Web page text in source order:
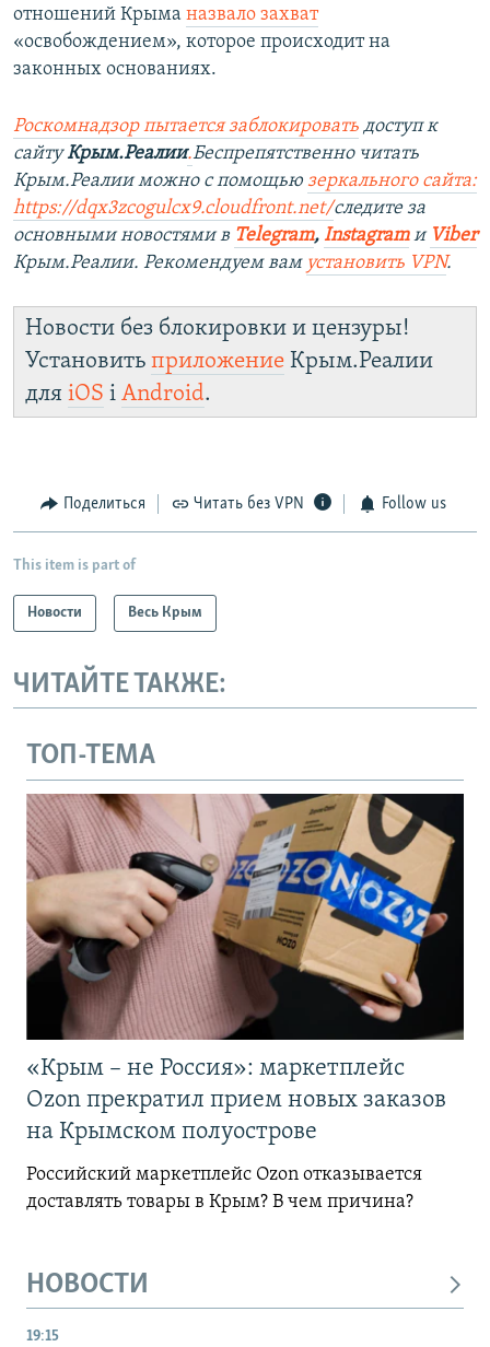
отношений Крыма назвало захват
«освобождением», которое происходит на
законных основаниях.
Роскомнадзор пытается заблокировать доступ к
сайтуКрым.Реалии.Беспрепятственно читать
Крым.Реалии можно с помощью зеркального сайта:
https://dqx3zcogulcx9.cloudfront.net/следите за
основными новостями в Telegram, Instagramи Viber
Крым.Реалии. Рекомендуем вам установить VPN.
Новости без блокировки и цензуры!
Установить приложение Крым.Реалии
для iOS і Android.
Поделиться Читать без VPN Follow us
This item is part of
Новости Весь Крым
ЧИТАЙТЕ ТАКЖЕ:
ТОП-ТЕМА
«Крым – не Россия»: маркетплейс
Ozon прекратил прием новых заказов
на Крымском полуострове
Российский маркетплейс Ozon отказывается
доставлять товары в Крым? В чем причина?
НОВОСТИ
19:15